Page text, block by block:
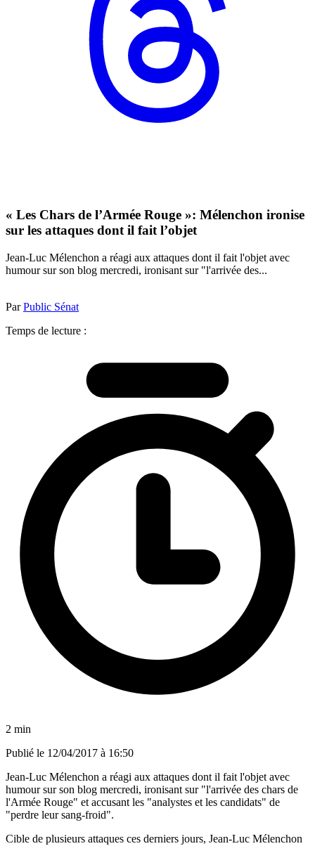
« Les Chars de l’Armée Rouge »: Mélenchon ironise
sur les attaques dont il fait l’objet
Jean-Luc Mélenchon a réagi aux attaques dont il fait l'objet avec
humour sur son blog mercredi, ironisant sur "l'arrivée des...
ParPublic Sénat
Temps de lecture :
2 min
Publié le 12/04/2017 à 16:50
Jean-Luc Mélenchon a réagi aux attaques dont il fait l'objet avec
humour sur son blog mercredi, ironisant sur "l'arrivée des chars de
l'Armée Rouge" et accusant les "analystes et les candidats" de
"perdre leur sang-froid".
Cible de plusieurs attaques ces derniers jours, Jean-Luc Mélenchon